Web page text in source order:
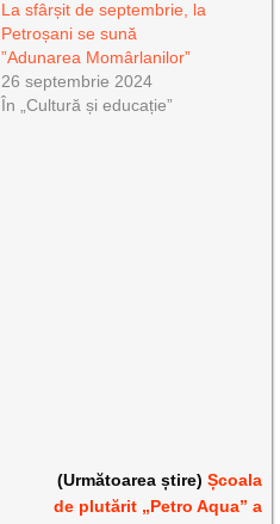
La sfârșit de septembrie, la
Petroșani se sună
”Adunarea Momârlanilor”
26 septembrie 2024
În „Cultură și educație”
(Următoarea știre) Școala
de plutărit „Petro Aqua” a